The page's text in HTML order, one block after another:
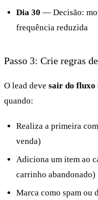
Dia 30 — Decisão:
frequência reduzida
Passo 3: Crie regras
O lead deve sair do fluxo
quando:
Realiza a primeira
venda)
Adiciona um item ao
carrinho abandonado)
Marca como spam ou